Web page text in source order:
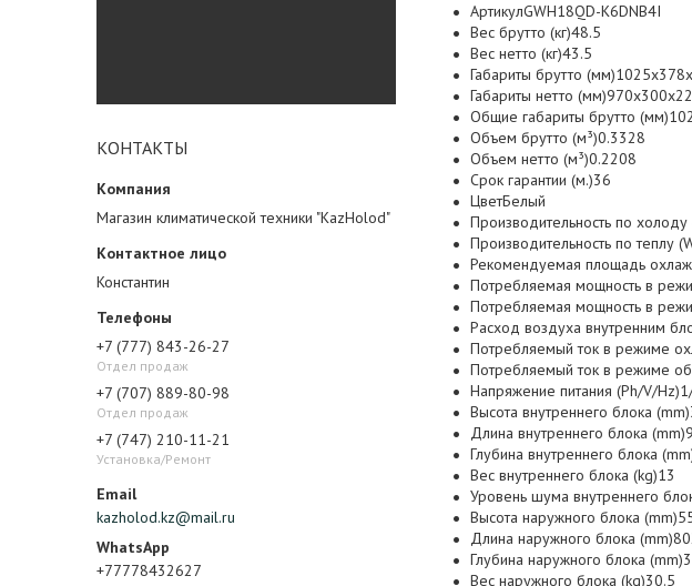
КОНТАКТЫ
Магазин климатической техники "KazHolod"
Константин
+7 (777) 843-26-27
Отдел продаж
+7 (707) 889-80-98
Отдел продаж
+7 (747) 210-11-21
Установка/Ремонт
kazholod.kz@mail.ru
+77778432627
АртикулGWH18QD-K6DNB4I
Вес брутто (кг)48.5
Вес нетто (кг)43.5
Габариты брутто
Габариты нетто
Общие габариты брутто
Объем брутто (м³)0.3328
Объем нетто (м³)0.2208
Срок гарантии (м.)36
ЦветБелый
Производительность по
Производительность по теплу
Рекомендуемая площадь
Потребляемая мощность в
Потребляемая мощность в
Расход воздуха внутренним
Потребляемый ток в режиме
Потребляемый ток в режиме
Напряжение питания (Ph/V/
Высота внутреннего блока
Длина внутреннего блока
Глубина внутреннего блока
Вес внутреннего блока (kg)13
Уровень шума внутреннего
Высота наружного блока
Длина наружного блока
Глубина наружного блока
Вес наружного блока (kg)30.5